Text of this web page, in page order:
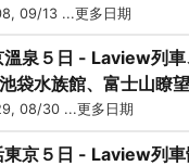
09/13 ...更多日期
溫泉５日 - Laview列
袋水族館、富士山瞭
08/30 ...更多日期
東京５日 - Laview列